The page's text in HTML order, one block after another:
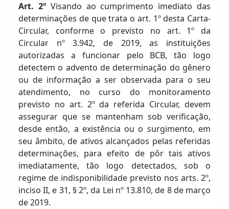
Art. 2º Visando ao cumprimento imediato das
determinações de que trata o art. 1º desta Carta-
Circular, conforme o previsto no art. 1º da
Circular nº 3.942, de 2019, as instituições
autorizadas a funcionar pelo BCB, tão logo
detectem o advento de determinação do gênero
ou de informação a ser observada para o seu
atendimento, no curso do monitoramento
previsto no art. 2º da referida Circular, devem
assegurar que se mantenham sob verificação,
desde então, a existência ou o surgimento, em
seu âmbito, de ativos alcançados pelas referidas
determinações, para efeito de pôr tais ativos
imediatamente, tão logo detectados, sob o
regime de indisponibilidade previsto nos arts. 2º,
inciso II, e 31, § 2º, da Lei nº 13.810, de 8 de março
de 2019.